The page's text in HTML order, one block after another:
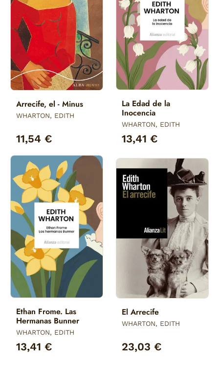
Arrecife, el - Minus
WHARTON, EDITH
11,54 €
La Edad de la
Inocencia
WHARTON, EDITH
13,41 €
Ethan Frome. Las
Hermanas Bunner
WHARTON, EDITH
13,41 €
El Arrecife
WHARTON, EDITH
23,03 €